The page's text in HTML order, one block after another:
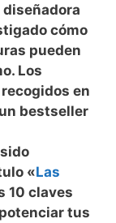
diseñadora
cómo
pueden
Los
en
bestseller
«Las
10 claves
tus